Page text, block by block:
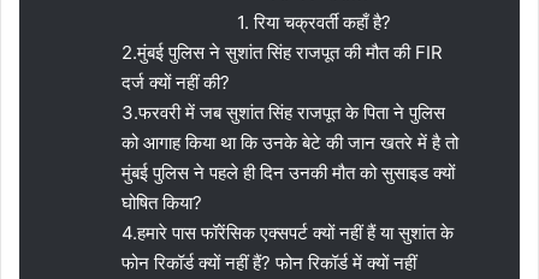
1. रिया चक्रवर्ती कहाँ है?
2.मुंबई पुलिस ने सुशांत सिंह राजपूत की मौत की FIR
दर्ज क्यों नहीं की?
3.फरवरी में जब सुशांत सिंह राजपूत के पिता ने पुलिस
को आगाह किया था कि उनके बेटे की जान खतरे में है तो
मुंबई पुलिस ने पहले ही दिन उनकी मौत को सुसाइड क्यों
घोषित किया?
4.हमारे पास फॉरेंसिक एक्सपर्ट क्यों नहीं हैं या सुशांत के
फोन रिकॉर्ड क्यों नहीं हैं? फोन रिकॉर्ड में क्यों नहीं